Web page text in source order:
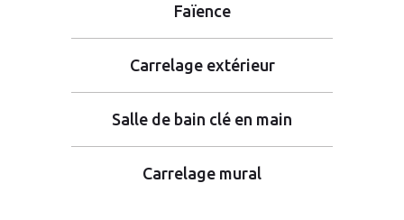
Faïence
Carrelage extérieur
Salle de bain clé en main
Carrelage mural